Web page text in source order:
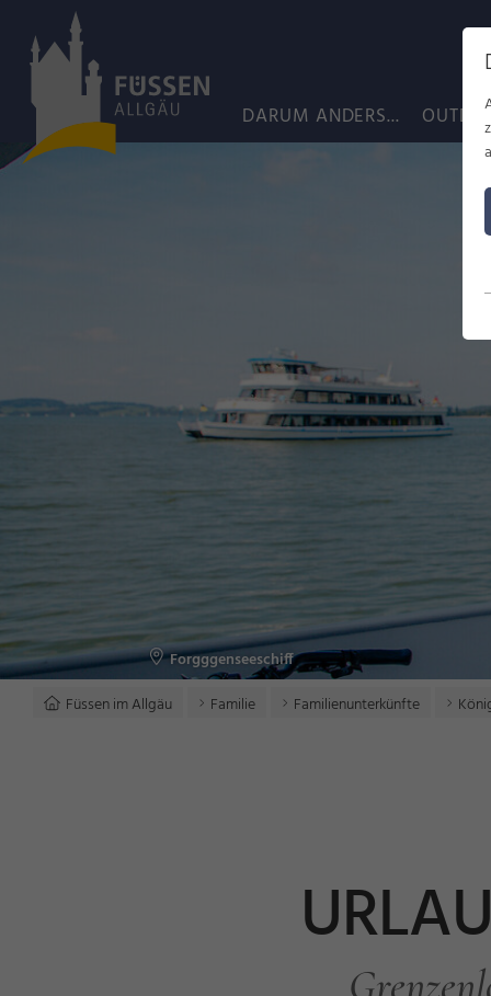
DARUM ANDERS...
Forgggenseeschiff
Füssen im Allgäu
Familie Familienunterkünfte